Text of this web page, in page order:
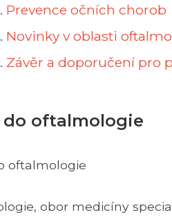
Prevence očních chorob
Novinky v oblasti
Závěr a doporučení pro
do oftalmologie
oftalmologie
obor medicíny